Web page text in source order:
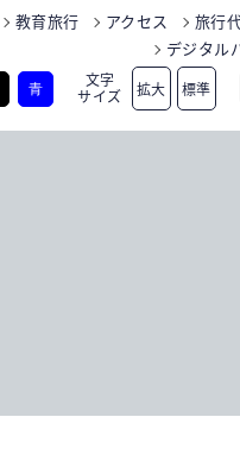
教育旅行 アクセス
旅行
デジタル
青
文字
サイズ
拡大 標準